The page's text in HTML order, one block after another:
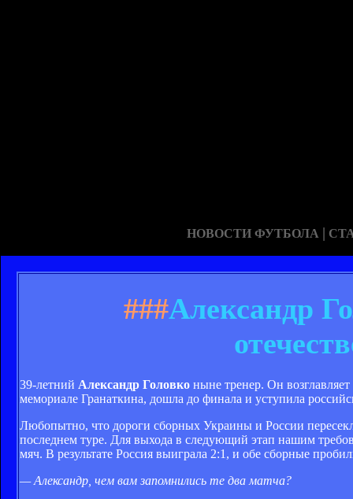
НОВОСТИ ФУТБОЛА |
###Александр
39-летний Александр Головко ныне тренер. Он
мемориале Гранаткина, дошла до финала и уступила
Любопытно, что дороги сборных Украины и России
последнем туре. Для выхода в следующий этап нашим
мяч. В результате Россия выиграла 2:1, и обе сборные
— Александр, чем вам запомнились те два матча?